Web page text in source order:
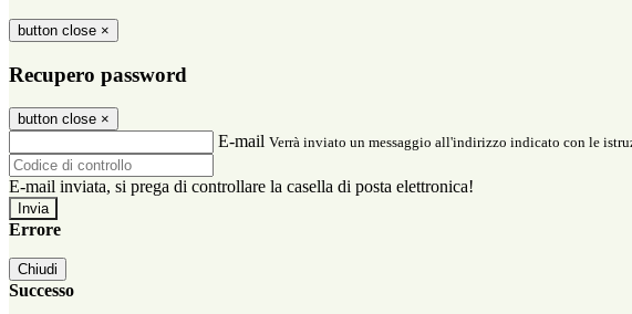
button close ×
Recupero password
button close ×
E-mail Verrà inviato un messaggio all'indirizzo indicato con le
E-mail inviata, si prega di controllare la casella di posta elettronica!
Errore
Chiudi
Successo